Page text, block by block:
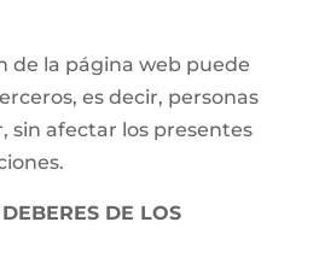
de la página web puede
es decir, personas
sin afectar los presentes
DE LOS